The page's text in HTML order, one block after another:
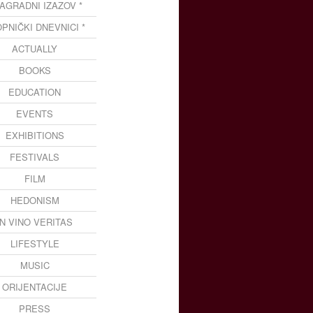
IZAZOV *
DNEVNICI *
ACTUALLY
BOOKS
EDUCATION
EVENTS
EXHIBITIONS
FESTIVALS
FILM
HEDONISM
VINO VERITAS
LIFESTYLE
MUSIC
ORIJENTACIJE
PRESS